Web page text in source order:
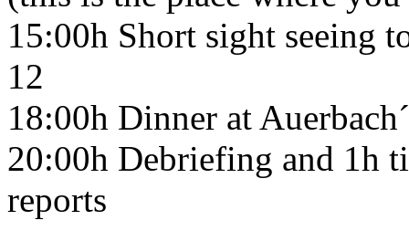
15:00h Short sight seeing
12
18:00h Dinner at
20:00h Debriefing and 1h
reports